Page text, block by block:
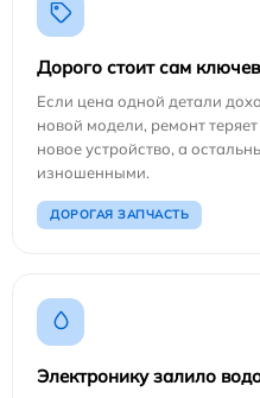
Дорого стоит сам
Если цена одной детали
новой модели, ремонт
новое устройство, а
изношенными.
ДОРОГАЯ ЗАПЧАСТЬ
Электронику залило